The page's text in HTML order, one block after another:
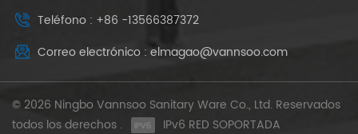
Teléfono : +86 -13566387372
Correo electrónico : elmagao@vannsoo.com
© 2026 Ningbo Vannsoo Sanitary Ware Co., Ltd. Reservados
todos los derechos .
IPv6 RED SOPORTADA